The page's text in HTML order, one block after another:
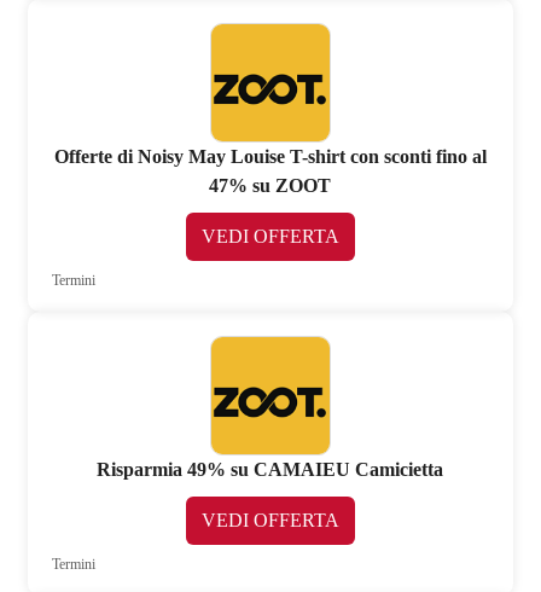
Offerte di Noisy May Louise T-shirt con sconti fino al
47% su ZOOT
VEDI OFFERTA
Termini
Risparmia 49% su CAMAIEU Camicietta
VEDI OFFERTA
Termini